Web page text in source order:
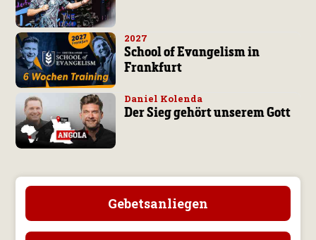
2027
School of Evangelism in
Frankfurt
Daniel Kolenda
Der Sieg gehört unserem Gott
Gebetsanliegen